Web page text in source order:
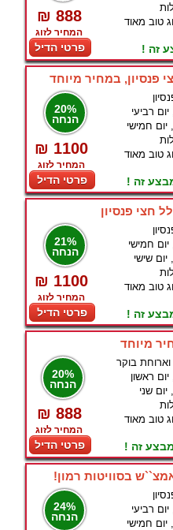
₪ 888
המחיר לזוג
פרטי הדיל
טוב מאוד
פנסיון, במחיר מיוחד
20%
הנחה
₪ 1100
המחיר לזוג
פרטי הדיל
טוב מאוד
זה !
חצי פנסיון
21%
הנחה
₪ 1100
המחיר לזוג
פרטי הדיל
טוב מאוד
זה !
מיוחד
20%
הנחה
₪ 888
המחיר לזוג
פרטי הדיל
וארוחת בוקר
טוב מאוד
זה !
בסוויטות רמון!
24%
הנחה